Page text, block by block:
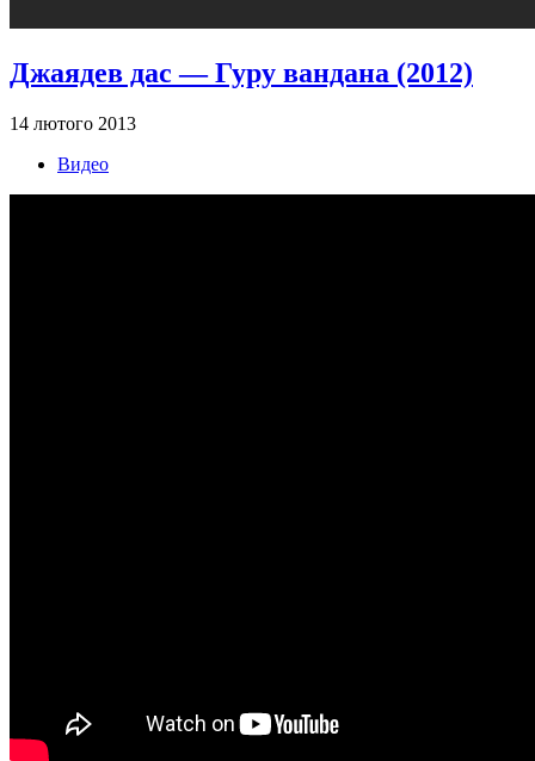
Джаядев дас — Гуру вандана (2012)
14 лютого 2013
Видео